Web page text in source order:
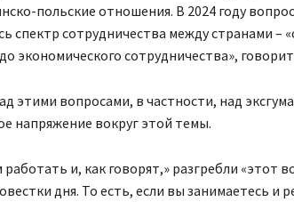
польские отношения. В 2024 году
спектр сотрудничества между странами –
экономического сотрудничества»,
этими вопросами, в частности, над
напряжение вокруг этой темы.
и, как говорят,» разгребли «этот
дня. То есть, если вы занимаетесь и